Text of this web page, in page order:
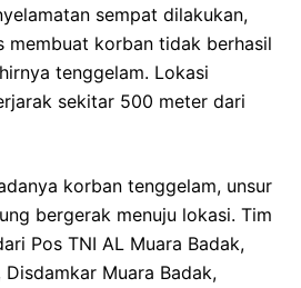
sempat dilakukan,
membuat korban tidak berhasil
tenggelam. Lokasi
sekitar 500 meter dari
korban tenggelam, unsur
bergerak menuju lokasi. Tim
Pos TNI AL Muara Badak,
Muara Badak,